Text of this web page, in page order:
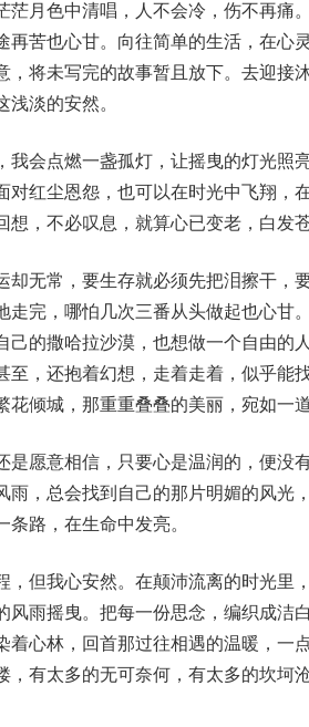
茫月色中清唱，人不会冷，伤不再痛
再苦也心甘。向往简单的生活，在心
，将未写完的故事暂且放下。去迎接
淡的安然。
我会点燃一盏孤灯，让摇曳的灯光照
对红尘恩怨，也可以在时光中飞翔，
想，不必叹息，就算心已变老，白发苍
却无常，要生存就必须先把泪擦干，
走完，哪怕几次三番从头做起也心甘
己的撒哈拉沙漠，也想做一个自由的
至，还抱着幻想，走着走着，似乎能
花倾城，那重重叠叠的美丽，宛如一
是愿意相信，只要心是温润的，便没
雨，总会找到自己的那片明媚的风光
路，在生命中发亮。
，但我心安然。在颠沛流离的时光里
风雨摇曳。把每一份思念，编织成洁
着心林，回首那过往相遇的温暖，一
，有太多的无可奈何，有太多的坎坷